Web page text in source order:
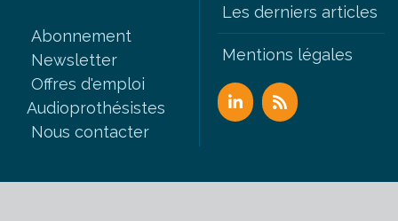
Les derniers articles
Abonnement
Newsletter
Offres d'emploi
Audioprothésistes
Nous contacter
Mentions légales